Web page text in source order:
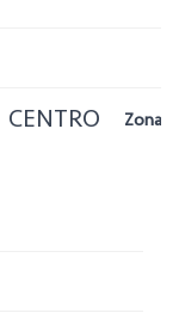
CENTRO Zona: